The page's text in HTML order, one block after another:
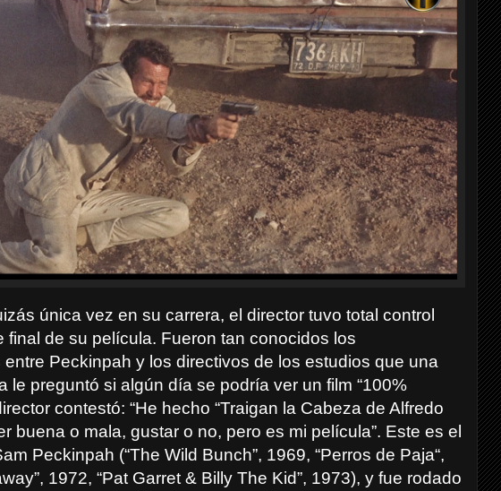
única vez en su carrera, el director tuvo total control
final de su película. Fueron tan conocidos los
Peckinpah y los directivos de los estudios que una
le preguntó si algún día se podría ver un film “100%
contestó: “He hecho “Traigan la Cabeza de Alfredo
buena o mala, gustar o no, pero es mi película”. Este es el
Peckinpah (“The Wild Bunch”, 1969, “Perros de Paja“,
1972, “Pat Garret & Billy The Kid”, 1973), y fue rodado